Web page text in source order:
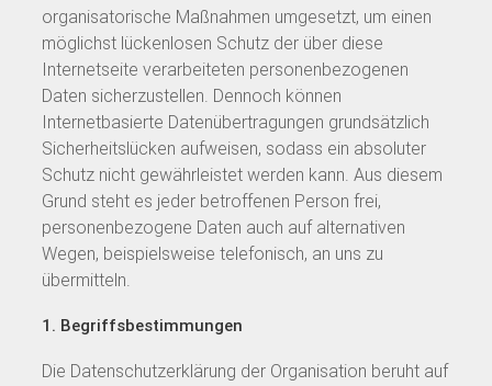
organisatorische Maßnahmen umgesetzt, um einen
möglichst lückenlosen Schutz der über diese
Internetseite verarbeiteten personenbezogenen
Daten sicherzustellen. Dennoch können
Internetbasierte Datenübertragungen grundsätzlich
Sicherheitslücken aufweisen, sodass ein absoluter
Schutz nicht gewährleistet werden kann. Aus diesem
Grund steht es jeder betroffenen Person frei,
personenbezogene Daten auch auf alternativen
Wegen, beispielsweise telefonisch, an uns zu
übermitteln.
1. Begriffsbestimmungen
Die Datenschutzerklärung der Organisation beruht auf